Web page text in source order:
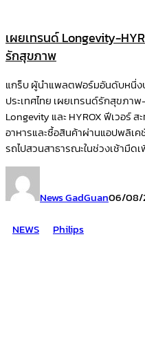
เผยเทรนด์ Longevity-
รักสุขภาพ
แกร็บ ผู้นำแพลตฟอร์มอันดับหนึ่ง
ประเทศไทย เผยเทรนด์รักสุขภา
Longevity และ HYROX ฟีเวอร์
อาหารและซื้อสินค้าผ่านแอปพลิเ
รถไปสวนสาธารณะในช่วงเช้ามืด
News GadGuan06/08/
NEWS
Philips